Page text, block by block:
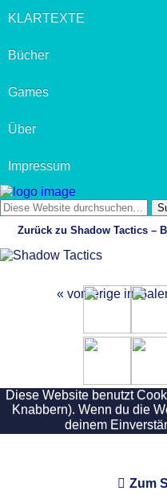
KLARTEXTE
Bücher
Games
Über
Impressum
Zurück zu Shadow Tactics –
« vorherige in
Diese Website benutzt
Knabbern). Wenn du die
deinem
Zum